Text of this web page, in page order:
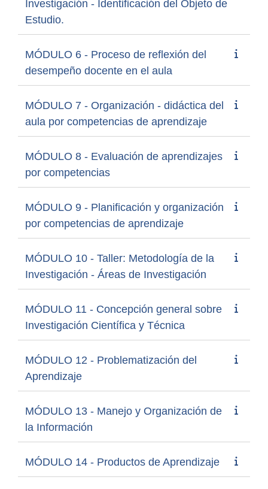
Investigación - Identificación del Objeto de
Estudio.
MÓDULO 6 - Proceso de reflexión del
desempeño docente en el aula
MÓDULO 7 - Organización - didáctica del
aula por competencias de aprendizaje
MÓDULO 8 - Evaluación de aprendizajes
por competencias
MÓDULO 9 - Planificación y organización
por competencias de aprendizaje
MÓDULO 10 - Taller: Metodología de la
Investigación - Áreas de Investigación
MÓDULO 11 - Concepción general sobre
Investigación Científica y Técnica
MÓDULO 12 - Problematización del
Aprendizaje
MÓDULO 13 - Manejo y Organización de
la Información
MÓDULO 14 - Productos de Aprendizaje